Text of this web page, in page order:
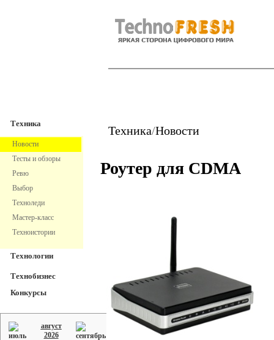
Техника
Новости
Тесты и обзоры
Ревю
Выбор
Техноледи
Мастер-класс
Техноистории
Технологии
Технобизнес
Конкурсы
август
2026
Техника/Новости
Роутер для CDMA